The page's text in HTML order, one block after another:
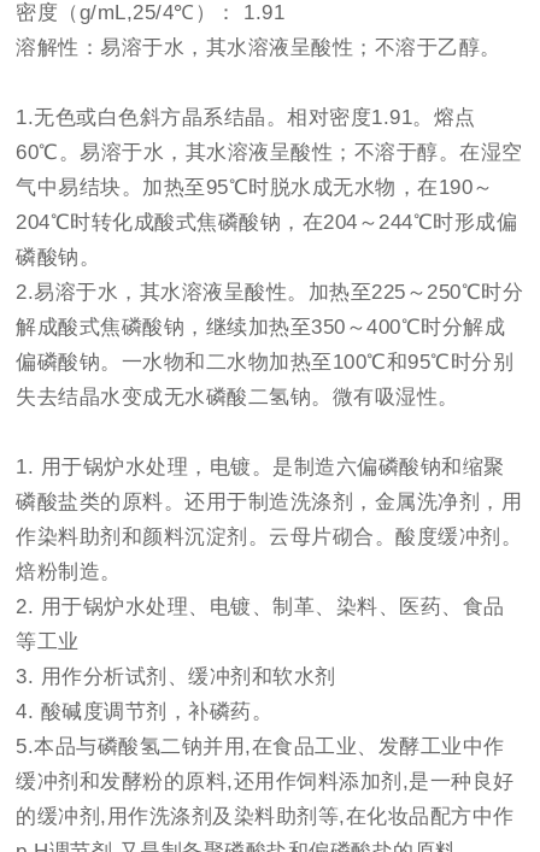
密度（g/mL,25/4℃）： 1.91
溶解性：易溶于水，其水溶液呈酸性；不溶于乙醇。
1.无色或白色斜方晶系结晶。相对密度1.91。熔点
60℃。易溶于水，其水溶液呈酸性；不溶于醇。在湿空
气中易结块。加热至95℃时脱水成无水物，在190～
204℃时转化成酸式焦磷酸钠，在204～244℃时形成偏
磷酸钠。
2.易溶于水，其水溶液呈酸性。加热至225～250℃时分
解成酸式焦磷酸钠，继续加热至350～400℃时分解成
偏磷酸钠。一水物和二水物加热至100℃和95℃时分别
失去结晶水变成无水磷酸二氢钠。微有吸湿性。
1. 用于锅炉水处理，电镀。是制造六偏磷酸钠和缩聚
磷酸盐类的原料。还用于制造洗涤剂，金属洗净剂，用
作染料助剂和颜料沉淀剂。云母片砌合。酸度缓冲剂。
焙粉制造。
2. 用于锅炉水处理、电镀、制革、染料、医药、食品
等工业
3. 用作分析试剂、缓冲剂和软水剂
4. 酸碱度调节剂，补磷药。
5.本品与磷酸氢二钠并用,在食品工业、发酵工业中作
缓冲剂和发酵粉的原料,还用作饲料添加剂,是一种良好
的缓冲剂,用作洗涤剂及染料助剂等,在化妆品配方中作